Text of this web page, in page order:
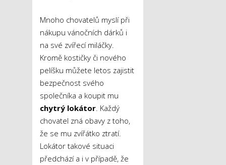
Mnoho chovatelů myslí při
nákupu vánočních dárků i
na své zvířecí miláčky.
Kromě kostičky či nového
pelíšku můžete letos zajistit
bezpečnost svého
společníka a koupit mu
chytrý lokátor . Každý
chovatel zná obavy z toho,
že se mu zvířátko ztratí.
Lokátor takové situaci
předchází a i v případě, že